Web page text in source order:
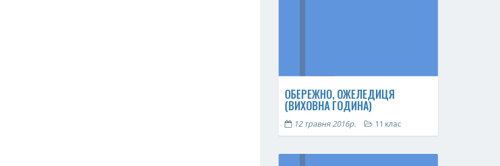
ОБЕРЕЖНО, ОЖЕЛЕДИЦЯ
(ВИХОВНА ГОДИНА)
12 травня 2016р. 11 клас